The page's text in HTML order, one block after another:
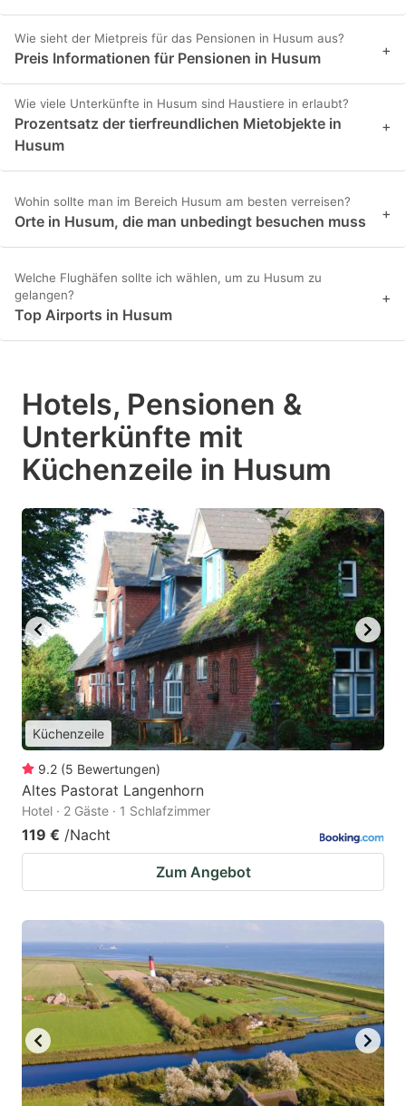
Wie sieht der Mietpreis für das Pensionen in Husum aus?
Preis Informationen für Pensionen in Husum +
Wie viele Unterkünfte in Husum sind Haustiere in erlaubt?
Prozentsatz der tierfreundlichen Mietobjekte in
Husum
+
Wohin sollte man im Bereich Husum am besten verreisen?
Orte in Husum, die man unbedingt besuchen muss +
Welche Flughäfen sollte ich wählen, um zu Husum zu
gelangen?
Top Airports in Husum
+
Hotels, Pensionen &
Unterkünfte mit
Küchenzeile in Husum
Küchenzeile
9.2 (5 Bewertungen)
Altes Pastorat Langenhorn
Hotel · 2 Gäste · 1 Schlafzimmer
119 € /Nacht
Zum Angebot